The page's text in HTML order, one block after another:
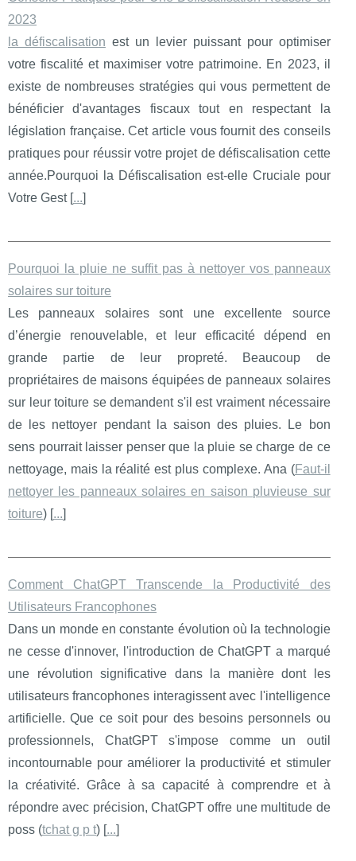
2023
la défiscalisation est un levier puissant pour optimiser
votre fiscalité et maximiser votre patrimoine. En 2023, il
existe de nombreuses stratégies qui vous permettent de
bénéficier d'avantages fiscaux tout en respectant la
législation française. Cet article vous fournit des conseils
pratiques pour réussir votre projet de défiscalisation cette
année.Pourquoi la Défiscalisation est-elle Cruciale pour
Votre Gest [...]
Pourquoi la pluie ne suffit pas à nettoyer vos panneaux
solaires sur toiture
Les panneaux solaires sont une excellente source
d’énergie renouvelable, et leur efficacité dépend en
grande partie de leur propreté. Beaucoup de
propriétaires de maisons équipées de panneaux solaires
sur leur toiture se demandent s'il est vraiment nécessaire
de les nettoyer pendant la saison des pluies. Le bon
sens pourrait laisser penser que la pluie se charge de ce
nettoyage, mais la réalité est plus complexe. Ana (Faut-il
nettoyer les panneaux solaires en saison pluvieuse sur
toiture) [...]
Comment ChatGPT Transcende la Productivité des
Utilisateurs Francophones
Dans un monde en constante évolution où la technologie
ne cesse d'innover, l'introduction de ChatGPT a marqué
une révolution significative dans la manière dont les
utilisateurs francophones interagissent avec l'intelligence
artificielle. Que ce soit pour des besoins personnels ou
professionnels, ChatGPT s'impose comme un outil
incontournable pour améliorer la productivité et stimuler
la créativité. Grâce à sa capacité à comprendre et à
répondre avec précision, ChatGPT offre une multitude de
poss (tchat g p t) [...]